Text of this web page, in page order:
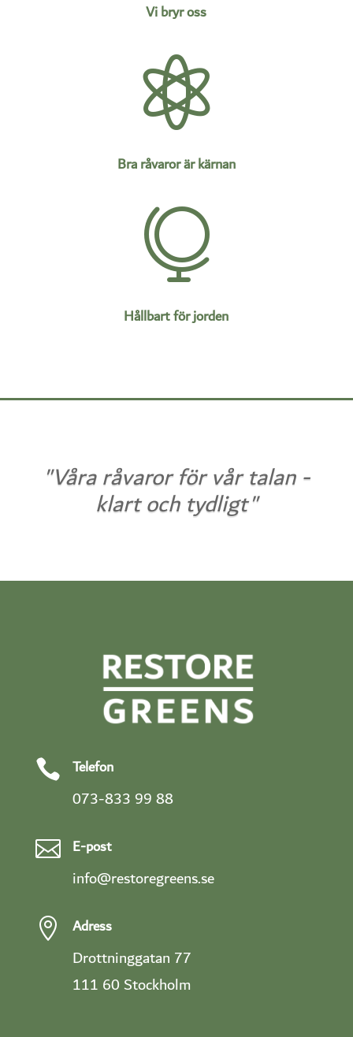
Vi bryr oss

Bra råvaror är kärnan

Hållbart för jorden
"Våra råvaror för vår talan -
klart och tydligt"
 Telefon
073-833 99 88

E-post
info@restoregreens.se

Adress
Drottninggatan 77
111 60 Stockholm